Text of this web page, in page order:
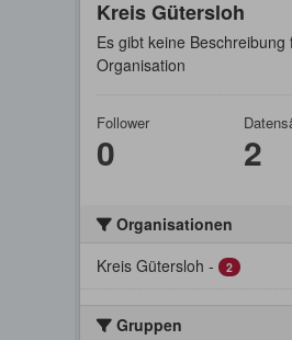
Kreis Gütersloh
Es gibt keine Beschreibung
Organisation
Follower
0 2
Organisationen
Kreis Gütersloh - 2
Gruppen